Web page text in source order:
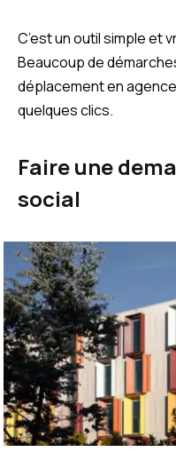
C’est un outil simple et
Beaucoup de
déplacement en
quelques clics.
Faire une
social